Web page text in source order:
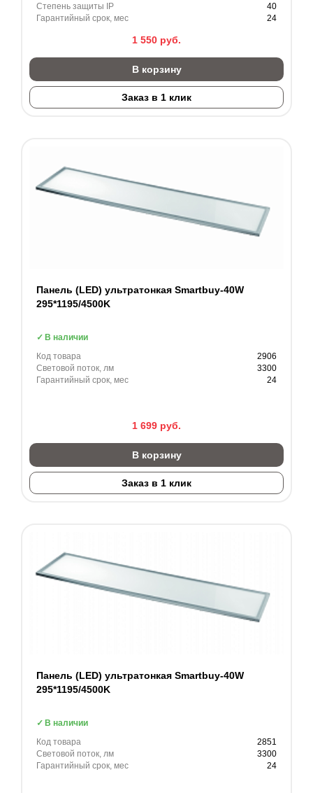
Степень защиты IP
40
Гарантийный срок, мес
24
1 550 руб.
В корзину
Заказ в 1 клик
Панель (LED) ультратонкая Smartbuy-40W
295*1195/4500K
В наличии
Код товара
2906
Световой поток, лм
3300
Гарантийный срок, мес
24
1 699 руб.
В корзину
Заказ в 1 клик
Панель (LED) ультратонкая Smartbuy-40W
295*1195/4500K
В наличии
Код товара
2851
Световой поток, лм
3300
Гарантийный срок, мес
24